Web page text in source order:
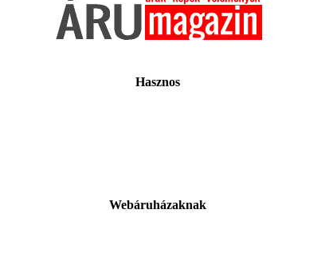
Hasznos
Webáruházaknak